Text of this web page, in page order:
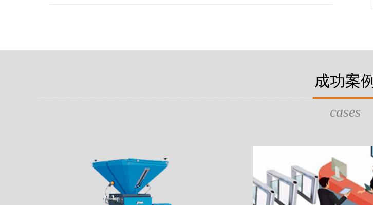
充电、校校时，做执法记录仪的贴心小"保姆"。随着群
场资料，直戳了当的展示给行政相对人看，有效的减少
在平台的电子地图上显示出设备的具体位置，实时查看
能，在实战中发挥着重要的作用，能广泛应用于交警公
安执法、卫生监督、城管执法、海关执法、路政、质量
成功案例
cases